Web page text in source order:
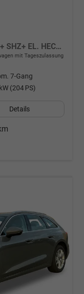
Basis KAMERA+ACC+NAVI+ PDC+ SHZ+ EL. HECKKL.+17 LM
mit Tageszulassung
7-Gang
(204 PS)
Details